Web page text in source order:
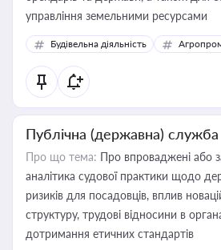
управління земельними ресурсами
Будівельна діяльність
Публічна (державна) служба
Про що тема: Про впроваджені або
аналітика судової практики щодо
ризиків для посадовців, вплив
структуру, трудові відносини в
дотримання етичних стандартів